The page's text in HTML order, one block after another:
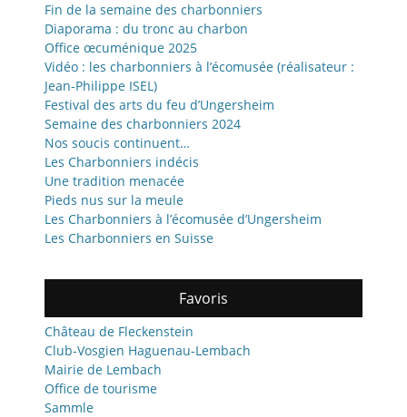
Fin de la semaine des charbonniers
Diaporama : du tronc au charbon
Office œcuménique 2025
Vidéo : les charbonniers à l’écomusée (réalisateur :
Jean-Philippe ISEL)
Festival des arts du feu d’Ungersheim
Semaine des charbonniers 2024
Nos soucis continuent…
Les Charbonniers indécis
Une tradition menacée
Pieds nus sur la meule
Les Charbonniers à l’écomusée d’Ungersheim
Les Charbonniers en Suisse
Favoris
Château de Fleckenstein
Club-Vosgien Haguenau-Lembach
Mairie de Lembach
Office de tourisme
Sammle